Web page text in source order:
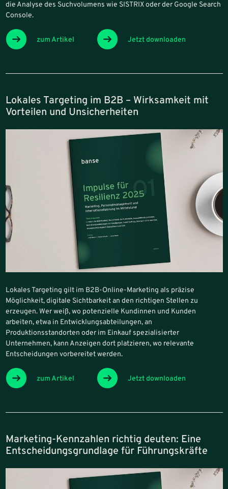
die Analyse des Suchvolumens wie SISTRIX oder der Google Search
Console.
zum Artikel Jetzt downloaden
Lokales Targeting im B2B – Wirksamkeit mit
Vorteilen und Unsicherheiten
Lokales Targeting gilt im B2B-Online-Marketing als präzise
Möglichkeit, digitale Sichtbarkeit an den richtigen Stellen zu
erzeugen. Wer weiß, wo potenzielle Kundinnen und Kunden
arbeiten, etwa in Entwicklungsabteilungen, an
Produktionsstandorten oder im Einkauf spezialisierter
Unternehmen, kann Anzeigen dort platzieren, wo relevante
Entscheidungen vorbereitet werden.
zum Artikel Jetzt downloaden
Marketing-Kennzahlen richtig deuten: Eine
Entscheidungsgrundlage für Führungskräfte